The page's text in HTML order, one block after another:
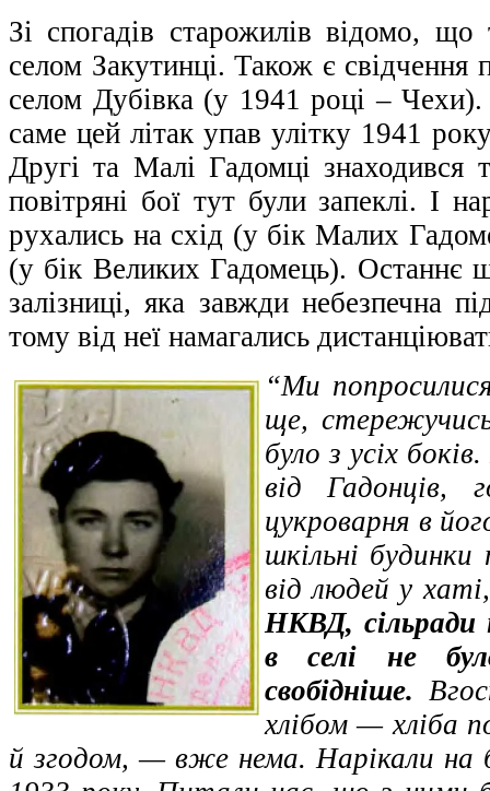
Зі спогадів старожилів відомо, що
селом Закутинці. Також є свідчення
селом Дубівка (у 1941 році –
саме цей літак упав улітку 1941
Другі та Малі Гадомці знаходився
повітряні бої тут були запеклі. І
рухались на схід (у бік Малих
(у бік Великих Гадомець). Останнє
залізниці, яка завжди небезпечна
тому від неї намагались
“Ми
ще,
було з усіх
від Гадонців,
цукроварня в
шкільні
від людей у
НКВД, сільради
в селі не
свобідніше.
хлібом — хліба
й згодом, — вже нема. Нарікали на